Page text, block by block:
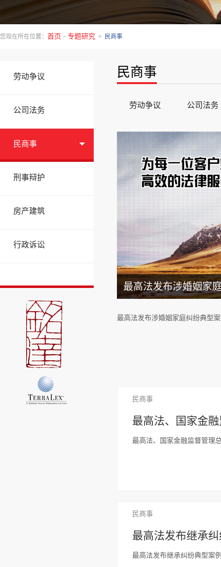
您现在所在位置： 首页 > 专题研究 > 民商事
劳动争议
公司法务
民商事
刑事辩护
房产建筑
行政诉讼
民商事
劳动争议 公司法务
最高法发布涉婚姻家
最高法发布涉婚姻家庭纠纷典型
民商事
最高法、国家金
最高法、国家金融监督管理
民商事
最高法发布继承
最高法发布继承纠纷典型案